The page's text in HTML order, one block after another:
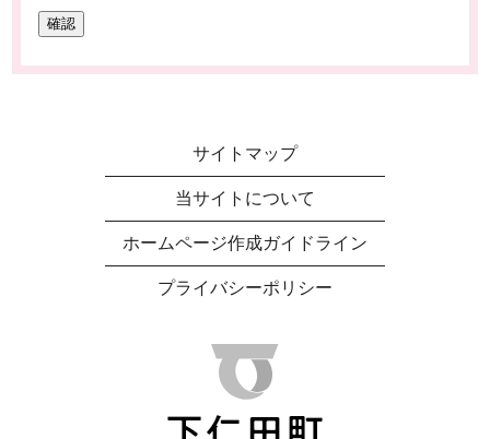
サイトマップ
当サイトについて
ホームページ作成ガイドライン
プライバシーポリシー